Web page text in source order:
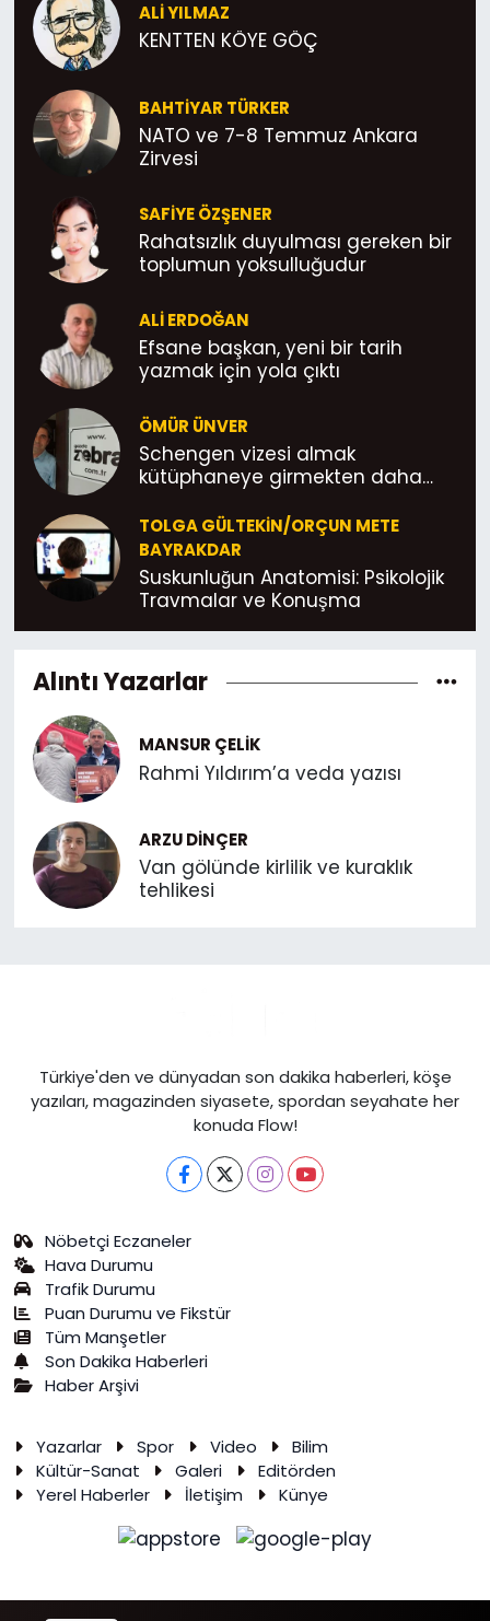
ALI YILMAZ
KENTTEN KÖYE GÖÇ
BAHTIYAR TÜRKER
NATO ve 7-8 Temmuz Ankara
Zirvesi
SAFIYE ÖZŞENER
Rahatsızlık duyulması gereken bir
toplumun yoksulluğudur
ALI ERDOĞAN
Efsane başkan, yeni bir tarih
yazmak için yola çıktı
ÖMÜR ÜNVER
Schengen vizesi almak
kütüphaneye girmekten daha
TOLGA GÜLTEKIN/ORÇUN METE
BAYRAKDAR
Suskunluğun Anatomisi: Psikolojik
Travmalar ve Konuşma
Alıntı Yazarlar
MANSUR ÇELIK
Rahmi Yıldırım’a veda yazısı
ARZU DINÇER
Van gölünde kirlilik ve kuraklık
tehlikesi
Türkiye'den ve dünyadan son dakika haberleri, köşe
yazıları, magazinden siyasete, spordan seyahate her
konuda Flow!
Nöbetçi Eczaneler
Hava Durumu
Trafik Durumu
Puan Durumu ve Fikstür
Tüm Manşetler
Son Dakika Haberleri
Haber Arşivi
Yazarlar Spor Video
Bilim
Kültür-Sanat
Galeri
Editörden
Yerel Haberler
İletişim Künye